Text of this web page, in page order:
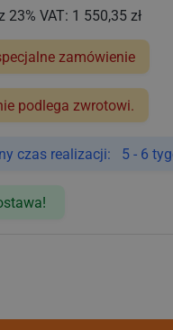
23% VAT: 1 550,35 zł
zamówienie
podlega zwrotowi.
czas realizacji: 5 - 6